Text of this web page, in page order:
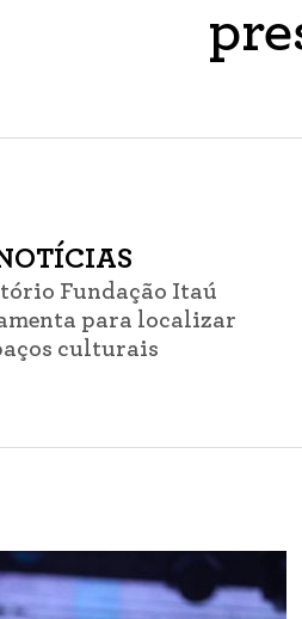
Fundação Itaú
para localizar
culturais